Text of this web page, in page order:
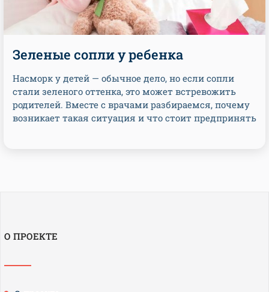
Зеленые сопли у ребенка
Насморк у детей — обычное дело, но если сопли
стали зеленого оттенка, это может встревожить
родителей. Вместе с врачами разбираемся, почему
возникает такая ситуация и что стоит предпринять
О ПРОЕКТЕ